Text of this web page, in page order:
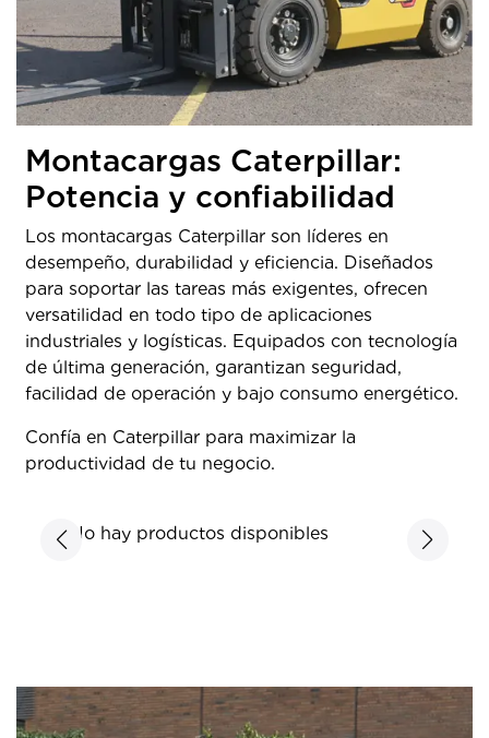
Montacargas Caterpillar:
Potencia y confiabilidad
Los montacargas Caterpillar son líderes en
desempeño, durabilidad y eficiencia. Diseñados
para soportar las tareas más exigentes, ofrecen
versatilidad en todo tipo de aplicaciones
industriales y logísticas. Equipados con tecnología
de última generación, garantizan seguridad,
facilidad de operación y bajo consumo energético.
Confía en Caterpillar para maximizar la
productividad de tu negocio.
No hay productos disponibles